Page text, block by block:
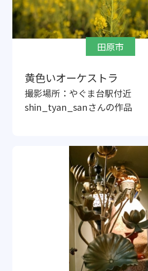
田原市
黄色いオーケストラ
撮影場所： やぐま台駅付近
shin_tyan_sanさんの作品